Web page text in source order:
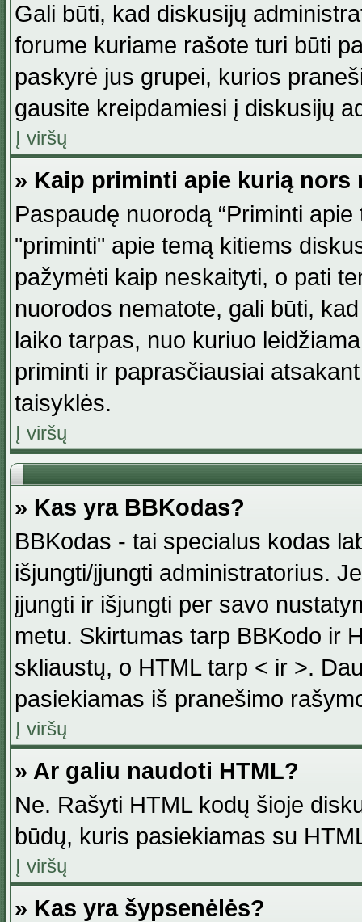
Gali būti, kad diskusijų
forume kuriame rašote turi būti
paskyrė jus grupei, kurios
gausite kreipdamiesi į diskusijų
Į viršų
» Kaip priminti apie kurią nors
Paspaudę nuorodą “Priminti
"priminti" apie temą kitiems
pažymėti kaip neskaityti, o pati
nuorodos nematote, gali būti,
laiko tarpas, nuo kuriuo
priminti ir paprasčiausiai
taisyklės.
Į viršų
» Kas yra BBKodas?
BBKodas - tai specialus kodas
išjungti/įjungti administratorius.
įjungti ir išjungti per savo
metu. Skirtumas tarp BBKodo ir
skliaustų, o HTML tarp < ir >.
pasiekiamas iš pranešimo
Į viršų
» Ar galiu naudoti HTML?
Ne. Rašyti HTML kodų šioje
būdų, kuris pasiekiamas su
Į viršų
» Kas yra šypsenėlės?